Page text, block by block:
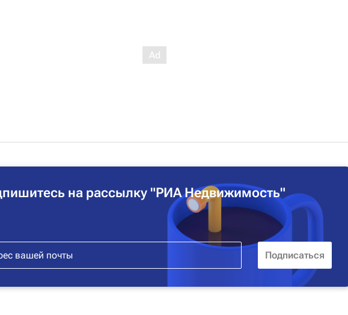
на рассылку "РИА Недвижимость"